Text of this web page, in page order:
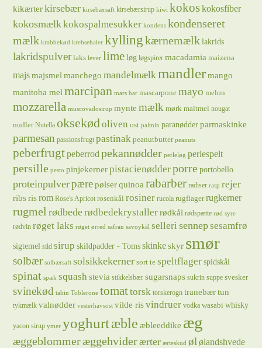
kikærterkirsebær kirsebærsaft kirsebærsirup kiwi kokoskokosfiber
kokosmælkkokospalmesukker kondens kondenseret
mælk krabbekød krebsehaler kylling kærnemælk lakrids
lakridspulver laks lever lime løg løgspirer macadamia maizena
majsmajsmel manchego mandelmælkmandler mango
manitoba mel marcipan mars bar mascarpone mayo melon
mozzarella muscovadosirup mynte mælk mørk maltmel nougat
nudler Nutella oksekødoliven ost palmin paranødder parmaskinke
parmesan passionsfrugt pastinak peanutbutter peanuts
peberfrugtpeberrodpekannødder perleløg perlespelt
persille pesto pinjekerner pistacienødderporre portobello
proteinpulverpære pølser quinoa rabarber radiser rasp rejer
ribs risrom Rose's Apricot rosenkål rosiner rucola rugflager rugkerner
rugmel rødbederødbedekrystallerrødkål rødspætte rød syre
rødvin røget laks røget ørred safran savoykål sellerisennepsesamfrø
sigtemel sild sirup skildpadder - Toms skinke skyr smør
solbær solbærsaft solsikkekerner sort te speltflager spidskål
spinat spæk squash stevia stikkelsbær sugarsnaps sukrin suppe svesker
svinekød tahin Toblerone tomattorsk torskerogn tranebærtun
tykmælk valnødder vesterhavsost vilde ris vindruer vodka wasabi whisky
yacon sirup ymer yoghurtæble æbleeddike æg
æggeblommeræggehviderærter ærteskud øl ølandshvede